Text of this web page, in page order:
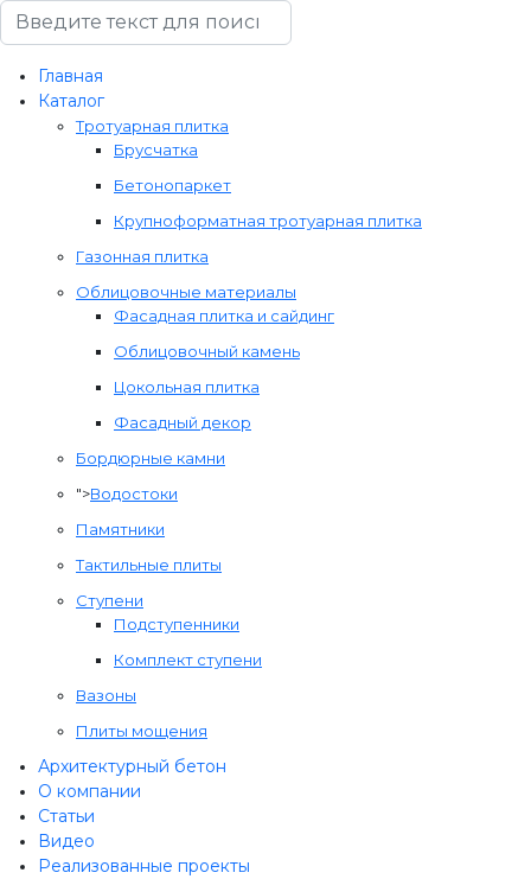
Главная
Каталог
Тротуарная плитка
Брусчатка
Бетонопаркет
Крупноформатная тротуарная плитка
Газонная плитка
Облицовочные материалы
Фасадная плитка и сайдинг
Облицовочный камень
Цокольная плитка
Фасадный декор
Бордюрные камни
">Водостоки
Памятники
Тактильные плиты
Ступени
Подступенники
Комплект ступени
Вазоны
Плиты мощения
Архитектурный бетон
О компании
Статьи
Видео
Реализованные проекты